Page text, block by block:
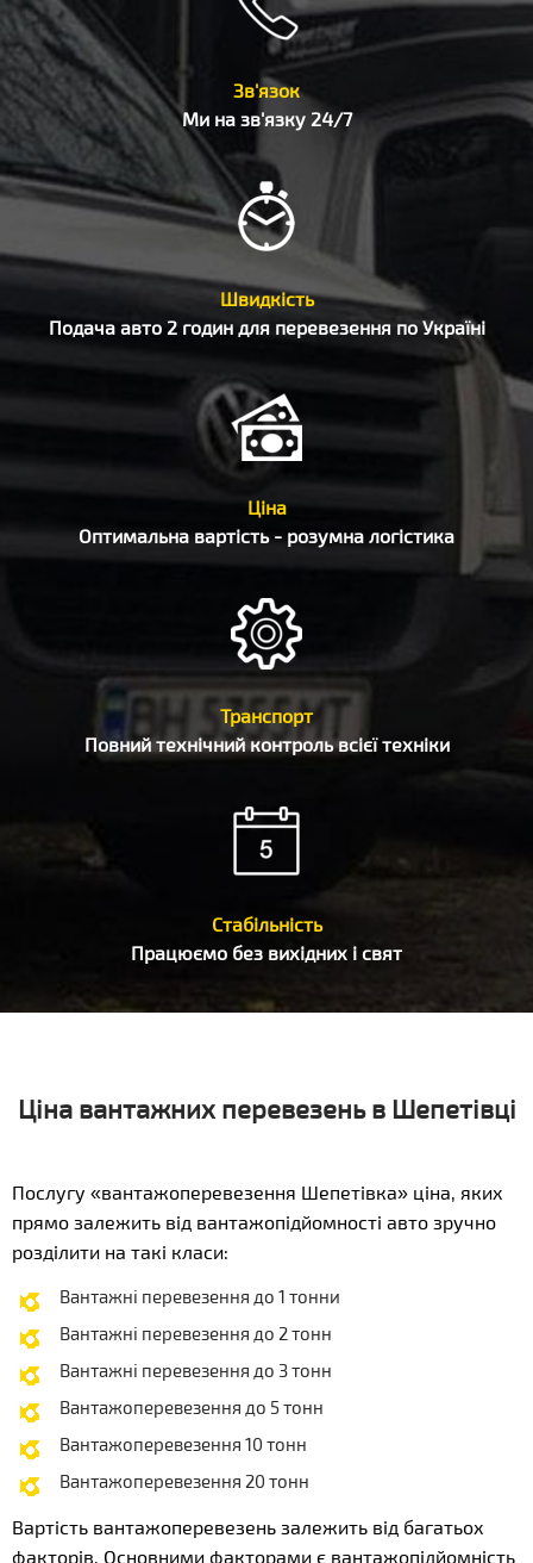
Зв'язок
Ми на зв'язку 24/7
Швидкість
Подача авто 2 годин для перевезення по Україні
Ціна
Оптимальна вартість - розумна логістика
Транспорт
Повний технічний контроль всієї техніки
Стабільність
Працюємо без вихідних і свят
Ціна вантажних перевезень в Шепетівці
Послугу «вантажоперевезення Шепетівка» ціна, яких
прямо залежить від вантажопідйомності авто зручно
розділити на такі класи:
Вантажні перевезення до 1 тонни
Вантажні перевезення до 2 тонн
Вантажні перевезення до 3 тонн
Вантажоперевезення до 5 тонн
Вантажоперевезення 10 тонн
Вантажоперевезення 20 тонн
Вартість вантажоперевезень залежить від багатьох
факторів. Основними факторами є вантажопідйомність